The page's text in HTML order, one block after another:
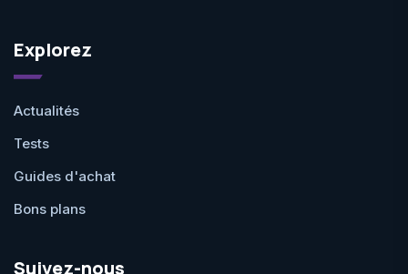
Explorez
Actualités
Tests
Guides d'achat
Bons plans
Suivez-nous